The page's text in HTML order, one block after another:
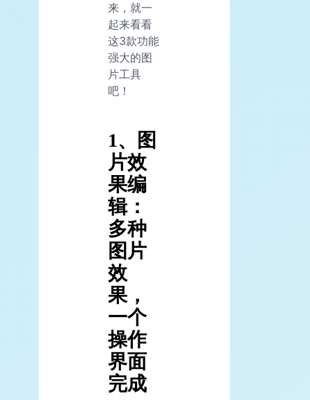
来，就一
起来看看
这3款功能
强大的图
片工具
吧！
1、图
片效
果编
辑：
多种
图片
效
果，
一个
操作
界面
完成